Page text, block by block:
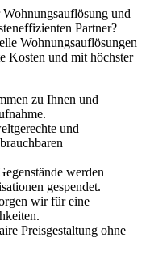
und
Partner?
Wohnungsauflösungen
Kosten und mit höchster
zu Ihnen und
und
werden
gespendet.
wir für eine
Preisgestaltung ohne